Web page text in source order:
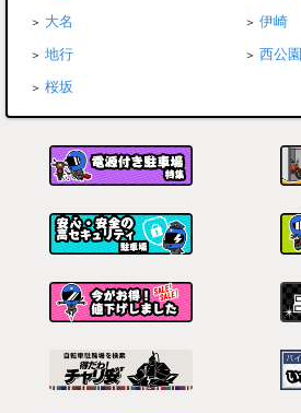
大名
伊崎
地行
西公園
桜坂